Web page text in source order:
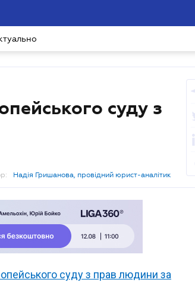
суду з
Надія Гришанова, провідний юрист-аналітик
суду з прав людини за